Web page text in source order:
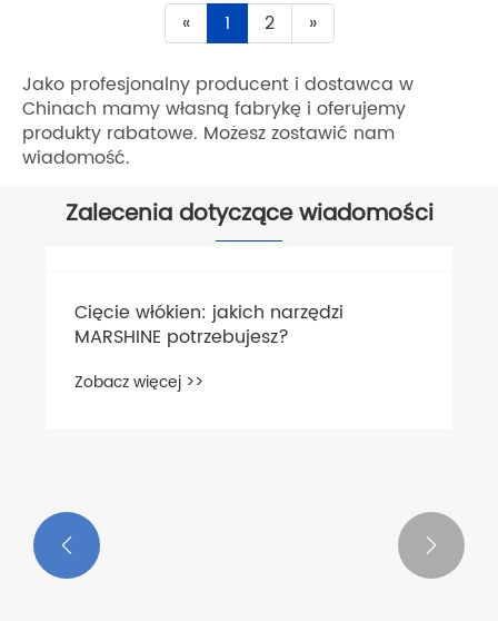
« 1 2 »
Jako profesjonalny producent i dostawca w
Chinach mamy własną fabrykę i oferujemy
produkty rabatowe. Możesz zostawić nam
wiadomość.
Zalecenia dotyczące wiadomości
 